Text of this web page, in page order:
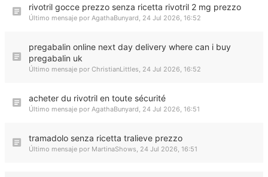
rivotril gocce prezzo senza ricetta rivotril 2 mg prezzo
Último mensaje por AgathaBunyard, 24 Jul 2026, 16:52
pregabalin online next day delivery where can i buy
pregabalin uk
Último mensaje por ChristianLittles, 24 Jul 2026, 16:52
acheter du rivotril en toute sécurité
Último mensaje por AgathaBunyard, 24 Jul 2026, 16:51
tramadolo senza ricetta tralieve prezzo
Último mensaje por MartinaShows, 24 Jul 2026, 16:51